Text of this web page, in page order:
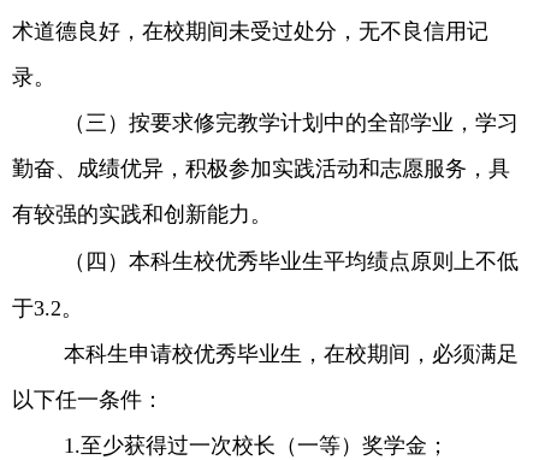
术道德良好，在校期间未受过处分，无不良信用记
录。
（三）按要求修完教学计划中的全部学业，学习
勤奋、成绩优异，积极参加实践活动和志愿服务 ，具
有较强的实践和创新能力。
（四）本科生校优秀毕业生平均绩点原则上不低
于3.2。
本科生申请校优秀毕业生，在校期间，必须满足
以下任一条件：
1.至少获得过一次校长（一等）奖学金；